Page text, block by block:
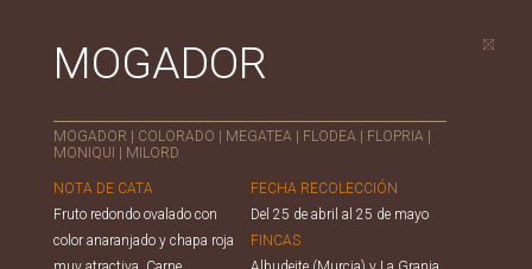
MOGADOR
MOGADOR COLORADO MEGATEA FLODEA FLOPRIA
MONIQUI
MILORD
NOTA DE CATA
Fruto redondo ovalado con
color anaranjado y chapa roja
FECHA RECOLECCIÓN
Del 25 de abril al 25 de mayo
FINCAS